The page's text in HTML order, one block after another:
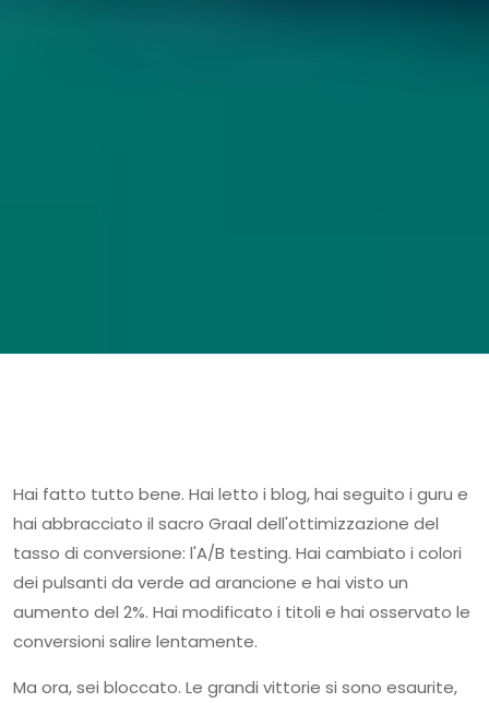
Hai fatto tutto bene. Hai letto i blog, hai seguito i guru e
hai abbracciato il sacro Graal dell'ottimizzazione del
tasso di conversione: l'A/B testing. Hai cambiato i colori
dei pulsanti da verde ad arancione e hai visto un
aumento del 2%. Hai modificato i titoli e hai osservato le
conversioni salire lentamente.
Ma ora, sei bloccato. Le grandi vittorie si sono esaurite,